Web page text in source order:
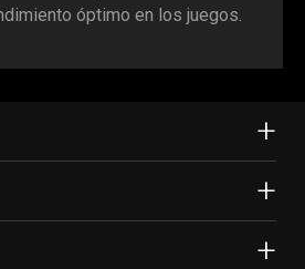
óptimo en los juegos.